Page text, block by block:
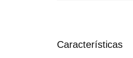
Características